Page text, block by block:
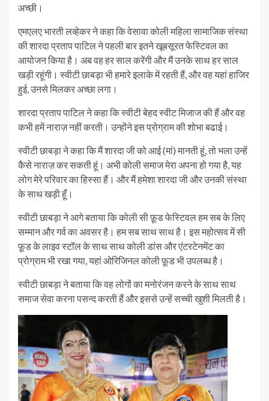
अच्छी।
एमएलए भारती लव्हेकर ने कहा कि वेसावा कोली महिला सामाजिक संस्था
की शारदा प्रताप पाटिल ने पहली बार इतने खूबसूरत फेस्टिवल का
आयोजन किया है। अब वह हर साल करेंगी और मैं उनके साथ हर साल
खड़ी रहूंगी। स्वीटी छाबड़ा भी हमारे इलाके में रहती हैं, और वह यहां हाजिर
हुई, उनसे मिलकर अच्छा लगा।
शारदा प्रताप पाटिल ने कहा कि स्वीटी बेहद स्वीट मिजाज की हैं और वह
कभी हमें नाराज़ नहीं करती। उन्होंने इस प्रोग्राम की शोभा बढाई।
स्वीटी छाबड़ा ने कहा कि मैं शारदा जी को आई (मां) मानती हूं, तो भला उन्हें
कैसे नाराज़ कर सकती हूं। अभी कोली समाज मेरा अपना हो गया है, यह
लोग मेरे परिवार का हिस्सा हैं। और मैं हमेशा शारदा जी और उनकी संस्था
के साथ खड़ी हूँ।
स्वीटी छाबड़ा ने आगे बताया कि कोली सी फ़ूड फेस्टिवल हम सब के लिए
सम्मान और गर्व का अवसर है। हम सब साथ साथ है। इस महोत्सव में सी
फ़ूड के लाइव स्टॉल के साथ साथ कोली डांस और एंटरटेनमेंट का
प्रोग्राम भी रखा गया, यहां ओरिजिनल कोली फ़ूड भी उपलब्ध है।
स्वीटी छाबड़ा ने बताया कि वह लोगों का मनोरंजन करने के साथ साथ
समाज सेवा करना पसन्द करती हैं और इससे उन्हें सच्ची खुशी मिलती है।